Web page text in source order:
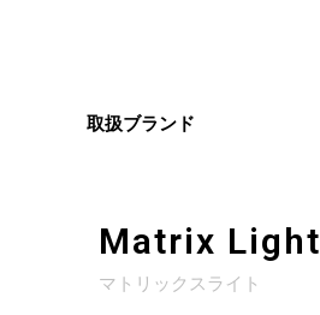
取扱ブランド
Matrix Light
マトリックスライト